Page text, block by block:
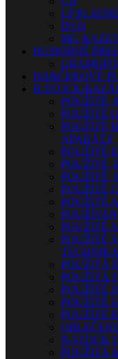
LP
DVD
MG
HUDOBNÉ
DARČEKOVÉ
B-STOCK/
POUŽITÉ,
POUŽITÉ
POUŽITÉ
APARÁTY
POUŽITÉ
POUŽITÉ,
POUŽITÉ,
POUŽITÉ
POUŽITÉ
POUŽITÉ
POUŽITÉ
TECHNIKA
POUŽITÁ
POUŽITÁ
POUŽITÉ
POUŽITÉ
POUŽITÉ
B-STOCK
POUŽITÁ